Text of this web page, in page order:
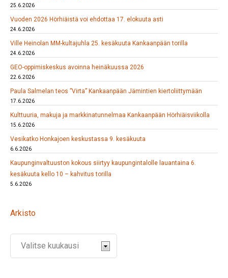
25.6.2026
Vuoden 2026 Hörhiäistä voi ehdottaa 17. elokuuta asti
24.6.2026
Ville Heinolan MM-kultajuhla 25. kesäkuuta Kankaanpään torilla
24.6.2026
GEO-oppimiskeskus avoinna heinäkuussa 2026
22.6.2026
Paula Salmelan teos ”Virta” Kankaanpään Jämintien kiertoliittymään
17.6.2026
Kulttuuria, makuja ja markkinatunnelmaa Kankaanpään Hörhiäisviikolla
15.6.2026
Vesikatko Honkajoen keskustassa 9. kesäkuuta
6.6.2026
Kaupunginvaltuuston kokous siirtyy kaupungintalolle lauantaina 6.
kesäkuuta kello 10 – kahvitus torilla
5.6.2026
Arkisto